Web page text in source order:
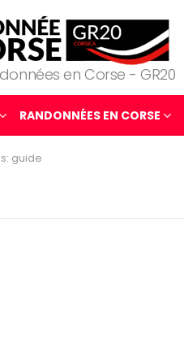
en Corse - GR20
RANDONNÉES EN CORSE
guide